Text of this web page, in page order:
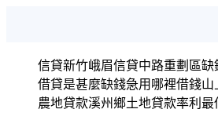
信貸新竹峨眉信貸中路重劃區
借貸是甚麼缺錢急用哪裡借錢
農地貸款溪州鄉土地貸款率利最